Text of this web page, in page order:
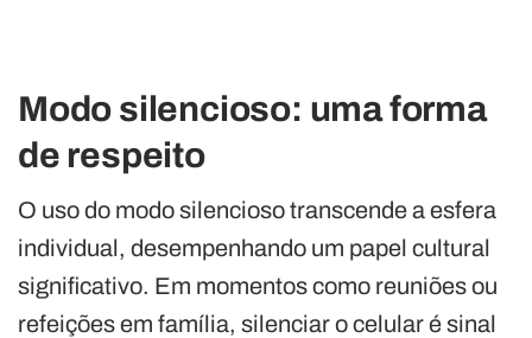
Modo silencioso: uma forma
de respeito
O uso do modo silencioso transcende a esfera
individual, desempenhando um papel cultural
significativo. Em momentos como reuniões ou
refeições em família, silenciar o celular é sinal